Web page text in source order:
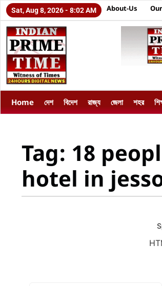
Sat, Aug 8, 2026 - 8:02 AM About-Us
Home দেশ বিদেশ রাজ্য জেলা শহর
Tag: 18
hotel in